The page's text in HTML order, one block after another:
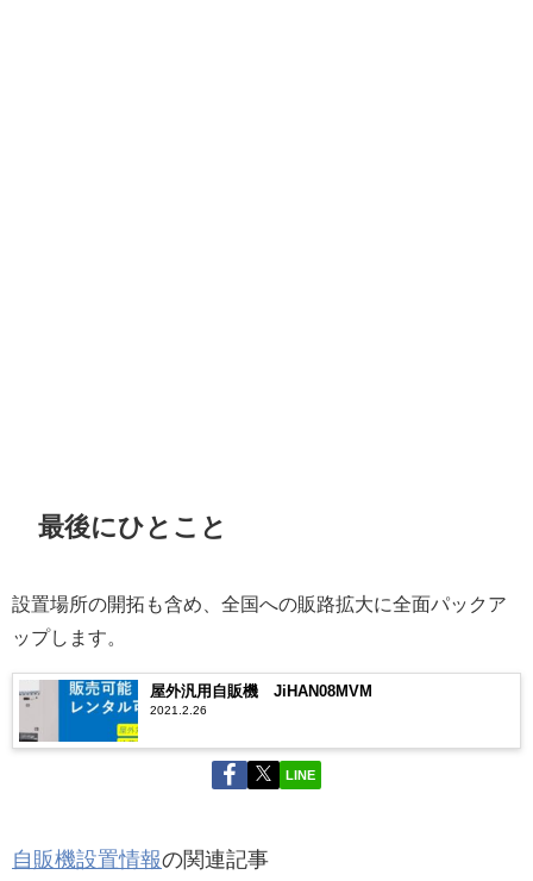
最後にひとこと
設置場所の開拓も含め、全国への販路拡大に全面パックア
ップします。
屋外汎用自販機 JiHAN08MVM
2021.2.26
LINE
自販機設置情報の関連記事